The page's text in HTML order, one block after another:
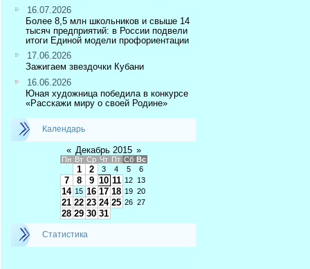
16.07.2026
Более 8,5 млн школьников и свыше 14
тысяч предприятий: в России подвели
итоги Единой модели профориентации
17.06.2026
Зажигаем звездочки Кубани
16.06.2026
Юная художница победила в конкурсе
«Расскажи миру о своей Родине»
Календарь
« Декабрь 2015 »
Пн Вт Ср Чт Пт Сб Вс
1 2 3 4 5 6
7 8 9 10 11 12 13
14 15 16 17 18 19 20
21 22 23 24 25 26 27
28 29 30 31
Статистика